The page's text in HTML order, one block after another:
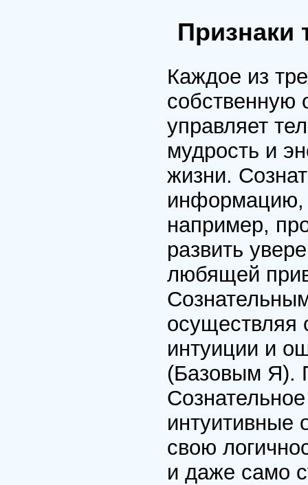
Признаки
Каждое из
собственную
управляет
мудрость и
жизни.
информацию,
например,
развить
любящей
осуществляя
интуиции и
(Базовым Я).
интуитивные
свою
и даже само